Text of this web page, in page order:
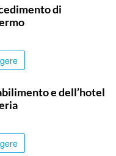
di
e dell’hotel